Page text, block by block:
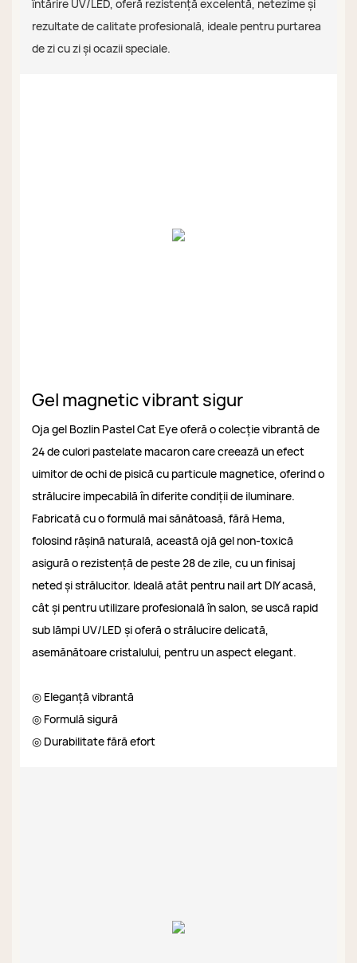
întărire UV/LED, oferă rezistență excelentă, netezime și
rezultate de calitate profesională, ideale pentru purtarea
de zi cu zi și ocazii speciale.
Gel magnetic vibrant sigur
Oja gel Bozlin Pastel Cat Eye oferă o colecție vibrantă de
24 de culori pastelate macaron care creează un efect
uimitor de ochi de pisică cu particule magnetice, oferind o
strălucire impecabilă în diferite condiții de iluminare.
Fabricată cu o formulă mai sănătoasă, fără Hema,
folosind rășină naturală, această ojă gel non-toxică
asigură o rezistență de peste 28 de zile, cu un finisaj
neted și strălucitor. Ideală atât pentru nail art DIY acasă,
cât și pentru utilizare profesională în salon, se uscă rapid
sub lămpi UV/LED și oferă o strălucire delicată,
asemănătoare cristalului, pentru un aspect elegant.
◎ Eleganță vibrantă
◎ Formulă sigură
◎ Durabilitate fără efort